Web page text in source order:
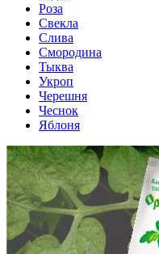
Роза
Свекла
Слива
Смородина
Тыква
Укроп
Черешня
Чеснок
Яблоня